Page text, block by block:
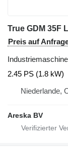
True GDM 35F
Preis auf
2.45 PS (1.8 kW)
Niederlande,
Areska BV